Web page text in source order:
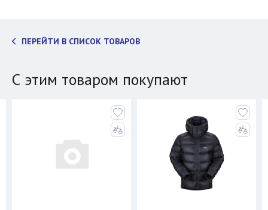
ПЕРЕЙТИ В СПИСОК ТОВАРОВ
С этим товаром покупают